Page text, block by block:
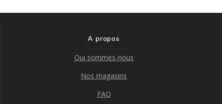
A propos
Qui sommes-nous
Nos magasins
FAQ